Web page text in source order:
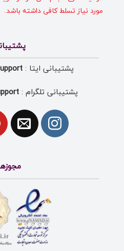
مورد نیاز تسلط کافی داشته باشد.
پشتیبانی ایتا :
پشتیبانی تلگرام :